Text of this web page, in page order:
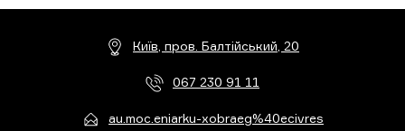
Київ, пров. Балтійський, 20
067 230 91 11
au.moc.eniarku-xobraeg%40ecivres